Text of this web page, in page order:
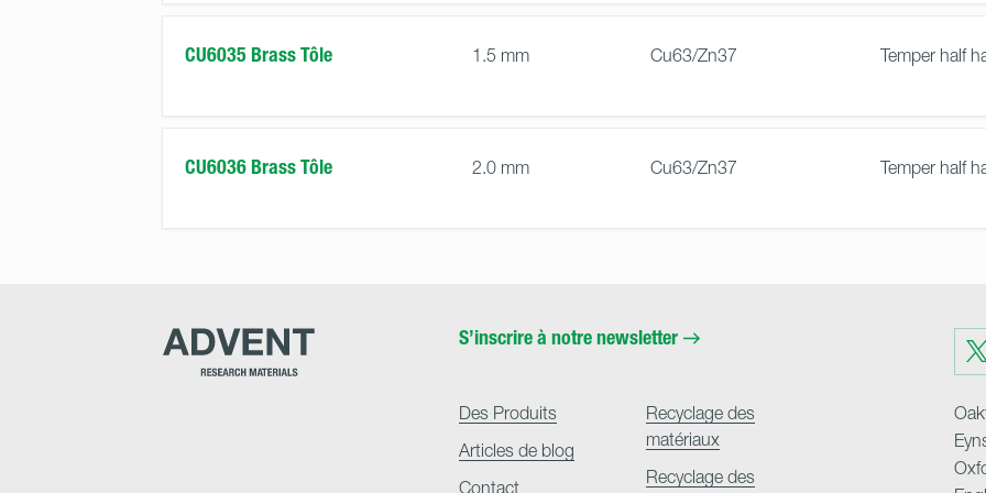
CU6035 Brass Tôle 1.5 mm Cu63/Zn37 Temper half
CU6036 Brass Tôle 2.0 mm Cu63/Zn37 Temper half
S’inscrire à notre newsletter
Visit
us
on
Des Produits
Articles de blog
Contact
Recyclage des
matériaux
Recyclage des